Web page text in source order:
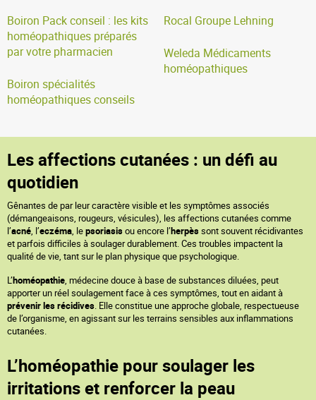
Boiron Pack conseil : les kits
homéopathiques préparés
par votre pharmacien
Boiron spécialités
homéopathiques conseils
Rocal Groupe Lehning
Weleda Médicaments
homéopathiques
Les affections cutanées : un défi au
quotidien
Gênantes de par leur caractère visible et les symptômes associés
(démangeaisons, rougeurs, vésicules), les affections cutanées comme
l’acné, l’eczéma, lepsoriasisou encore l’herpèssont souvent récidivantes
et parfois difficiles à soulager durablement. Ces troubles impactent la
qualité de vie, tant sur le plan physique que psychologique.
L’homéopathie, médecine douce à base de substances diluées, peut
apporter un réel soulagement face à ces symptômes, tout en aidant à
prévenir les récidives. Elle constitue une approche globale, respectueuse
de l’organisme, en agissant sur les terrains sensibles aux inflammations
cutanées.
L’homéopathie pour soulager les
irritations et renforcer la peau